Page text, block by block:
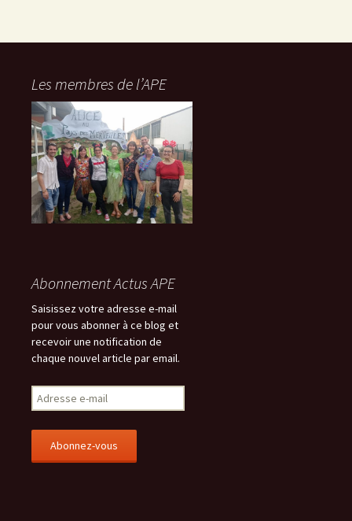
Les membres de l’APE
Abonnement Actus APE
Saisissez votre adresse e-mail
pour vous abonner à ce blog et
recevoir une notification de
chaque nouvel article par email.
d
r
s